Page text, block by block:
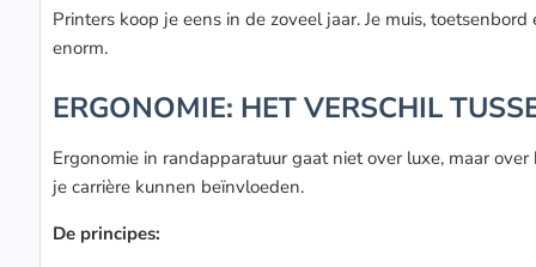
Printers koop je eens in de zoveel jaar. Je muis,
enorm.
ERGONOMIE: HET VERSCHIL
Ergonomie in randapparatuur gaat niet over luxe, maar
je carrière kunnen beïnvloeden.
De principes: